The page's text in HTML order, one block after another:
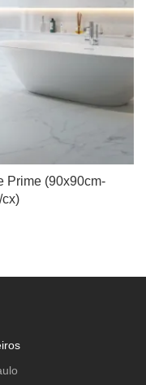
Prime (90x90cm-